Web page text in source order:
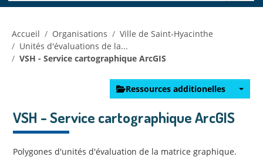
Accueil Organisations
Ville de Saint-Hyacinthe
Unités d'évaluations de la...
VSH - Service cartographique ArcGIS
Ressources additionelles
VSH - Service cartographique ArcGIS
Polygones d'unités d'évaluation de la matrice graphique.